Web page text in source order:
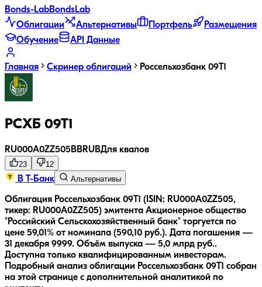
Bonds-LabBondsLab
Облигации
Альтернативы Портфель
Размещения
Обучение
API Данные
Главная Скринер облигаций Россельхозбанк 09Т1
РСХБ 09Т1
RU000A0ZZ505 BBRUBДля квалов
23 12
В Т-Банк Альтернативы
Облигация Россельхозбанк 09Т1 (ISIN: RU000A0ZZ505,
тикер: RU000A0ZZ505) эмитента Акционерное общество
"Российский Сельскохозяйственный банк" торгуется по
цене 59,01% от номинала (590,10 руб.). Дата погашения —
31 декабря 9999. Объём выпуска — 5,0 млрд руб..
Доступна только квалифицированным инвесторам.
Подробный анализ облигации Россельхозбанк 09Т1 собран
на этой странице с дополнительной аналитикой по